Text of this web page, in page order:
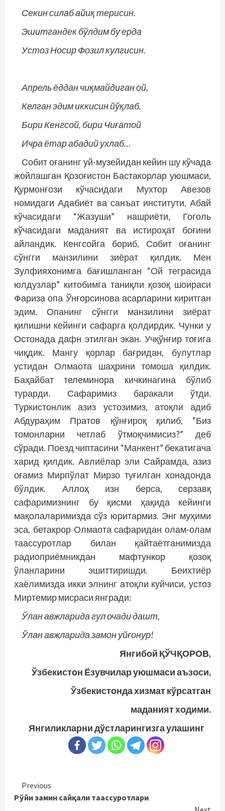
Секин силаб айиқ терисин.
Эшитгандек бўлдим бу ерда
Устоз Носир Фозил кулгисин.
Апрель ёддан чиқмайдиган ой,
Келган эдим иккисин йўқлаб.
Бири Кенгсой, бири Чиғатой
Ичра ётар абадий ухлаб…
Собит оғанинг уй-музейидан кейин шу кўчада
жойлашган Қозоғистон Бастакорлар уюшмаси,
Қурмонғози кўчасидаги Мухтор Авезов
номидаги Адабиёт ва санъат институти, Абай
кўчасидаги “Жазуши” нашриёти, Гоголь
кўчасидаги маданият ва истироҳат боғини
айландик. Кенгсойга бориб, Собит оғанинг
сўнгги манзилини зиёрат қилдик. Мен
Зулфияхонимга бағишланган “Ой теграсида
юлдузлар” китобимга таниқли қозоқ шоираси
Фариза опа Ўнғорсинова асарларини киритган
эдим. Опанинг сўнгги манзилини зиёрат
қилишни кейинги сафарга қолдирдик. Чунки у
Остонада дафн этилган экан. Учқўнғир тоғига
чиқдик. Мангу қорлар бағридан, булутлар
устидан Олмаота шаҳрини томоша қилдик.
Баҳайбат телеминора кичкинагина бўлиб
турарди. Сафаримиз баракали ўтди.
Туркистонлик азиз устозимиз, атоқли адиб
Абдураҳим Пратов қўнғироқ қилиб, “Биз
томонларни четлаб ўтмоқчимисиз?” деб
сўради. Поезд чиптасини “Манкент” бекатигача
харид қилдик. Авлиёлар эли Сайрамда, азиз
оғамиз Мирпўлат Мирзо туғилган хонадонда
бўлдик. Аллоҳ изн берса, серзавқ
сафаримизнинг бу қисми ҳақида кейинги
мақолаларимизда сўз юритармиз. Энг муҳими
эса, бетакрор Олмаота сафаридан олам-олам
таассуротлар билан қайтаётганимизда
радиоприёмникдан мафтункор қозоқ
ўланларини эшиттиришди. Беихтиёр
хаёлимизда икки элнинг атоқли куйчиси, устоз
Миртемир мисраси янгради:
Ўлан авжларида гул очади дашт,
Ўлан авжларида замон уйғонур!
Янгибой ҚЎЧҚОРОВ,
Ўзбекистон Ёзувчилар уюшмаси аъзоси,
Ўзбекистонда хизмат кўрсатган
маданият ходими.
Янгиликларни дўстларингизга улашинг
Continue
Reading
Previous
Рўйи замин сайқали таассуротлари